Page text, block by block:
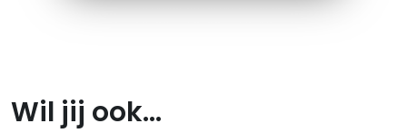
Wil jij ook…